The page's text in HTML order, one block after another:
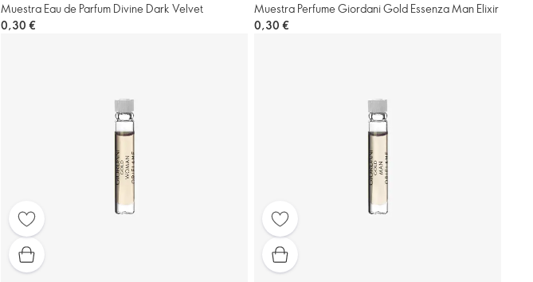
Muestra Eau de Parfum Divine Dark Velvet
0,30 €
Muestra Perfume Giordani Gold Essenza Man Elixir
0,30 €